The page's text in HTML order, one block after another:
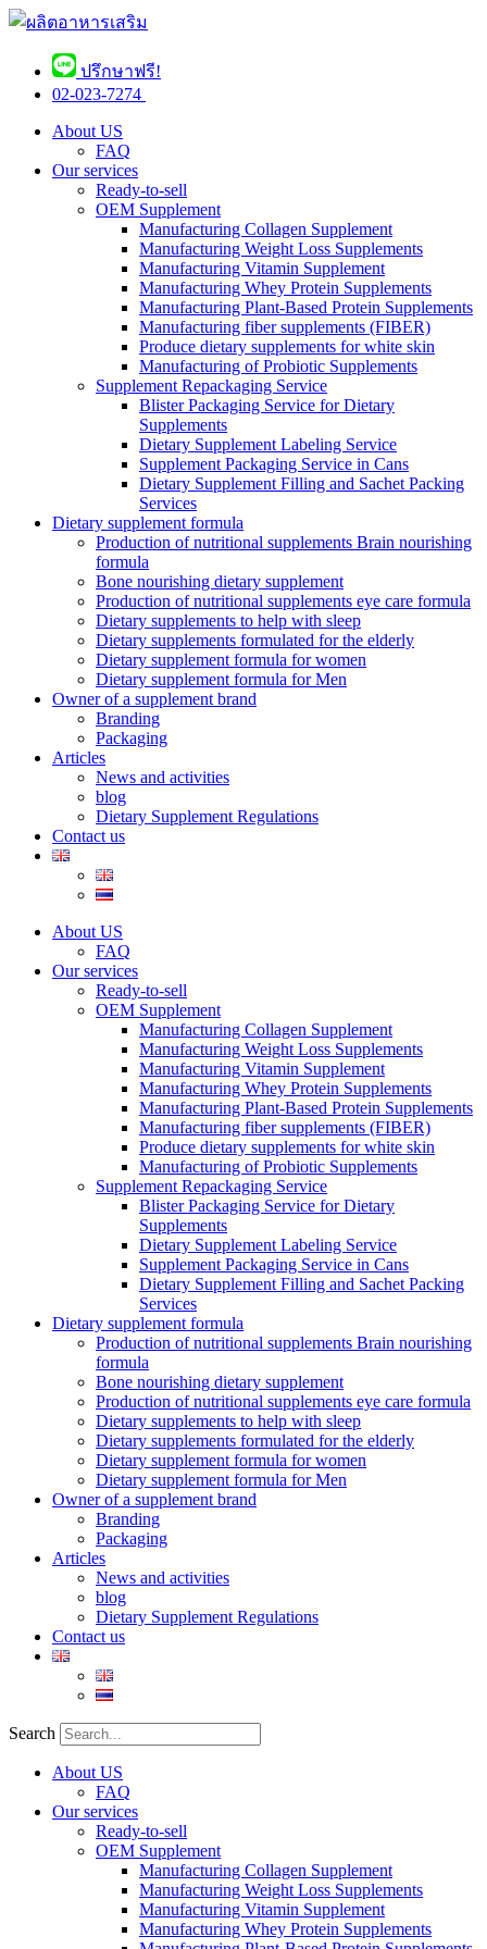
ปรึกษาฟรี!
02-023-7274 ​
About US
FAQ
Our services
Ready-to-sell
OEM Supplement
Manufacturing Collagen Supplement
Manufacturing Weight Loss Supplements
Manufacturing Vitamin Supplement
Manufacturing Whey Protein Supplements
Manufacturing Plant-Based Protein Supplements
Manufacturing fiber supplements (FIBER)
Produce dietary supplements for white skin
Manufacturing of Probiotic Supplements
Supplement Repackaging Service
Blister Packaging Service for Dietary
Supplements​
Dietary Supplement Labeling Service
Supplement Packaging Service in Cans
Dietary Supplement Filling and Sachet Packing
Services
Dietary supplement formula
Production of nutritional supplements Brain nourishing
formula
Bone nourishing dietary supplement
Production of nutritional supplements eye care formula
Dietary supplements to help with sleep
Dietary supplements formulated for the elderly
Dietary supplement formula for women
Dietary supplement formula for Men
Owner of a supplement brand
Branding
Packaging
Articles
News and activities
blog
Dietary Supplement Regulations
Contact us
About US
FAQ
Our services
Ready-to-sell
OEM Supplement
Manufacturing Collagen Supplement
Manufacturing Weight Loss Supplements
Manufacturing Vitamin Supplement
Manufacturing Whey Protein Supplements
Manufacturing Plant-Based Protein Supplements
Manufacturing fiber supplements (FIBER)
Produce dietary supplements for white skin
Manufacturing of Probiotic Supplements
Supplement Repackaging Service
Blister Packaging Service for Dietary
Supplements​
Dietary Supplement Labeling Service
Supplement Packaging Service in Cans
Dietary Supplement Filling and Sachet Packing
Services
Dietary supplement formula
Production of nutritional supplements Brain nourishing
formula
Bone nourishing dietary supplement
Production of nutritional supplements eye care formula
Dietary supplements to help with sleep
Dietary supplements formulated for the elderly
Dietary supplement formula for women
Dietary supplement formula for Men
Owner of a supplement brand
Branding
Packaging
Articles
News and activities
blog
Dietary Supplement Regulations
Contact us
Search
About US
FAQ
Our services
Ready-to-sell
OEM Supplement
Manufacturing Collagen Supplement
Manufacturing Weight Loss Supplements
Manufacturing Vitamin Supplement
Manufacturing Whey Protein Supplements